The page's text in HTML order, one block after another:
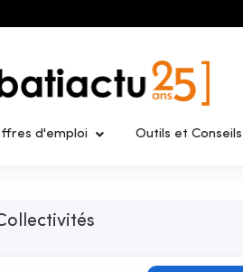
d'emploi Outils et Conseils